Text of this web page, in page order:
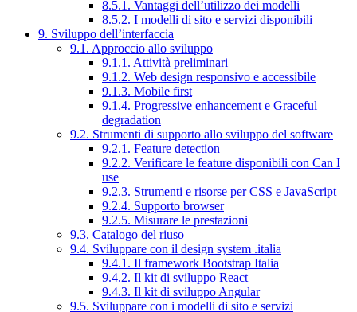
8.5.1. Vantaggi dell’utilizzo dei modelli
8.5.2. I modelli di sito e servizi disponibili
9. Sviluppo dell’interfaccia
9.1. Approccio allo sviluppo
9.1.1. Attività preliminari
9.1.2. Web design responsivo e accessibile
9.1.3. Mobile first
9.1.4. Progressive enhancement e Graceful
degradation
9.2. Strumenti di supporto allo sviluppo del software
9.2.1. Feature detection
9.2.2. Verificare le feature disponibili con Can I
use
9.2.3. Strumenti e risorse per CSS e JavaScript
9.2.4. Supporto browser
9.2.5. Misurare le prestazioni
9.3. Catalogo del riuso
9.4. Sviluppare con il design system .italia
9.4.1. Il framework Bootstrap Italia
9.4.2. Il kit di sviluppo React
9.4.3. Il kit di sviluppo Angular
9.5. Sviluppare con i modelli di sito e servizi